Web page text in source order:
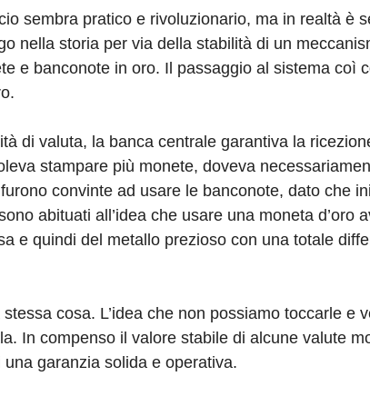
sembra pratico e rivoluzionario, ma in realtà è
nella storia per via della stabilità di un
e banconote in oro. Il passaggio al sistema coì
di valuta, la banca centrale garantiva la
stampare più monete, doveva
convinte ad usare le banconote, dato che
abituati all’idea che usare una moneta d’oro
e quindi del metallo prezioso con una totale
cosa. L’idea che non possiamo toccarle e
In compenso il valore stabile di alcune valute
garanzia solida e operativa.